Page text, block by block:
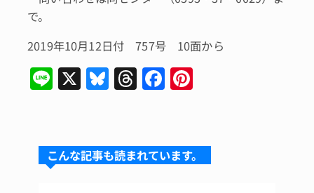
で。
2019年10月12日付 757号 10面から
Li X Bl
s
k
T
a
d
F
e
b
re
st
こんな記事も読まれています。